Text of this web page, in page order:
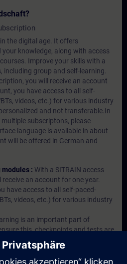
the digital age. It offers
knowledge, along with access
Improve your skills with a
group and self-learning.
you will receive an account
you have access to all self-
videos, etc.) for various industry
and not transferable.In
subscriptons, please
language is available in about
will be offered in German and
: With a SITRAIN access
an account for one year.
have access to all self-paced-
videos, etc.) for various industry
is an important part of
this, checkpoints and tests are
learning module.
Exercise Lab :VE Lab is a cloud-
pre-installed software ( TIA